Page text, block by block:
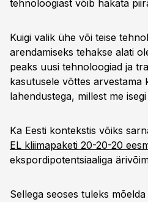
tehnoloogiast võib hakata
Kuigi valik ühe või teise
arendamiseks tehakse alati
peaks uusi tehnoloogiad ja
kasutusele võttes arvestama
lahendustega, millest me
Ka Eesti kontekstis võiks
EL kliimapaketi 20-20-20
ekspordipotentsiaaliga
Sellega seoses tuleks